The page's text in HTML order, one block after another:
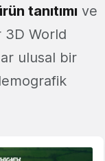
tanıtımı ve
3D World
ulusal bir